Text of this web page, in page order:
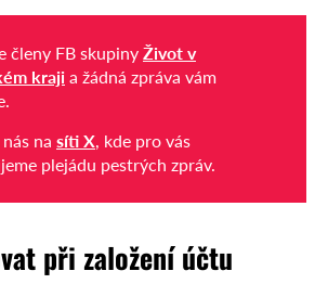
členy FB skupiny Život v
kraji a žádná zpráva vám
na síti X, kde pro vás
plejádu pestrých zpráv.
při založení účtu